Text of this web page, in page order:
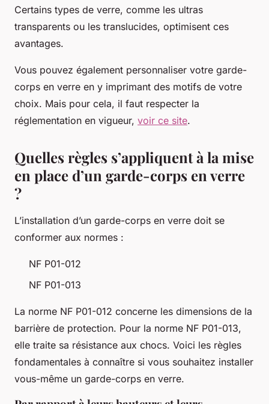
Certains types de verre, comme les ultras
transparents ou les translucides, optimisent ces
avantages.
Vous pouvez également personnaliser votre garde-
corps en verre en y imprimant des motifs de votre
choix. Mais pour cela, il faut respecter la
réglementation en vigueur, voir ce site.
Quelles règles s’appliquent à la mise
en place d’un garde-corps en verre
?
L’installation d’un garde-corps en verre doit se
conformer aux normes :
NF P01-012
NF P01-013
La norme NF P01-012 concerne les dimensions de la
barrière de protection. Pour la norme NF P01-013,
elle traite sa résistance aux chocs. Voici les règles
fondamentales à connaître si vous souhaitez installer
vous-même un garde-corps en verre.